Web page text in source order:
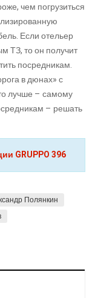
чем погрузиться
Если отельер
ТЗ, то он получит
посредникам.
в дюнах» с
лучше – самому
– решать
GRUPPO 396
Полянкин